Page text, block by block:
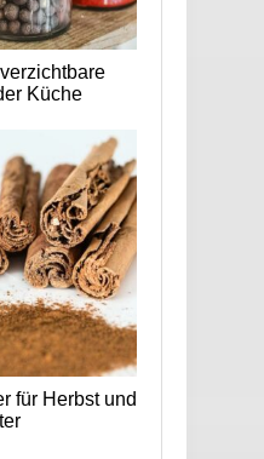
Küche
für Herbst und